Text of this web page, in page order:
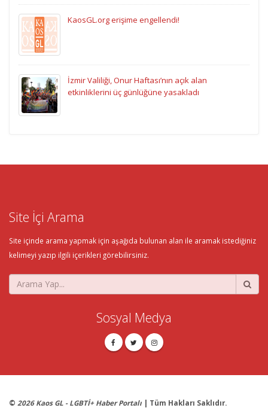
KaosGL.org erişime engellendi!
İzmir Valiliği, Onur Haftası’nın açık alan
etkinliklerini üç günlüğüne yasakladı
Site İçi Arama
Site içinde arama yapmak için aşağıda bulunan alan ile aramak istediğiniz
kelimeyi yazıp ilgili içerikleri görebilirsiniz.
Sosyal Medya
© 2026 Kaos GL - LGBTİ+ Haber Portalı | Tüm Hakları Saklıdır.